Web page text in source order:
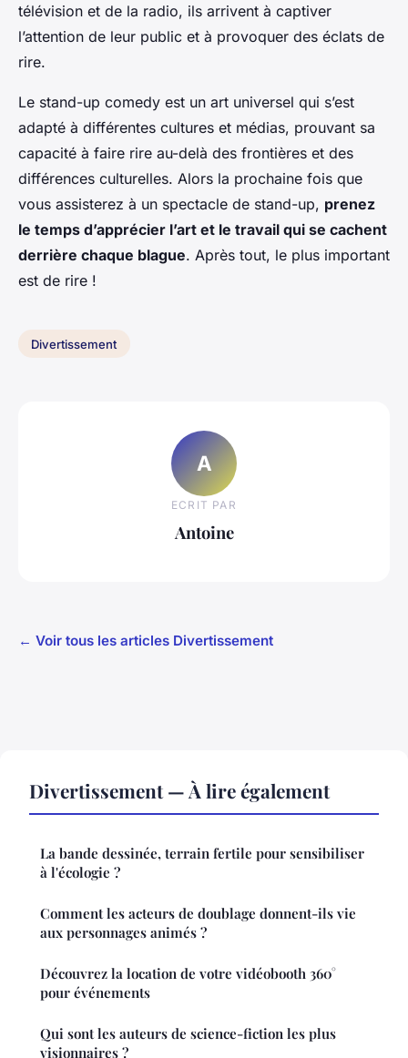
télévision et de la radio, ils arrivent à captiver
l’attention de leur public et à provoquer des éclats de
rire.
Le stand-up comedy est un art universel qui s’est
adapté à différentes cultures et médias, prouvant sa
capacité à faire rire au-delà des frontières et des
différences culturelles. Alors la prochaine fois que
vous assisterez à un spectacle de stand-up, prenez
le temps d’apprécier l’art et le travail qui se cachent
derrière chaque blague. Après tout, le plus important
est de rire !
Divertissement
A
ECRIT PAR
Antoine
← Voir tous les articles Divertissement
Divertissement — À lire également
La bande dessinée, terrain fertile pour sensibiliser
à l'écologie ?
Comment les acteurs de doublage donnent-ils vie
aux personnages animés ?
Découvrez la location de votre vidéobooth 360°
pour événements
Qui sont les auteurs de science-fiction les plus
visionnaires ?